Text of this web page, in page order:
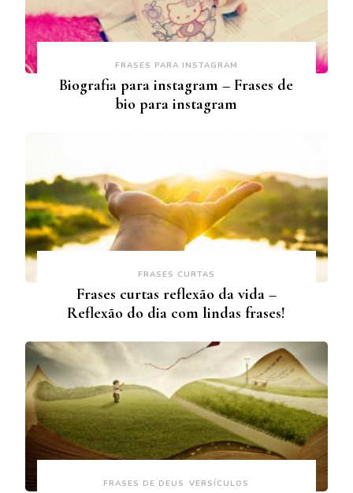
FRASES PARA INSTAGRAM
Biografia para instagram – Frases de
bio para instagram
FRASES CURTAS
Frases curtas reflexão da vida –
Reflexão do dia com lindas frases!
FRASES DE DEUS VERSÍCULOS